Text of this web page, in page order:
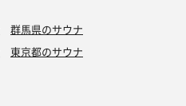
群馬県のサウナ
東京都のサウナ